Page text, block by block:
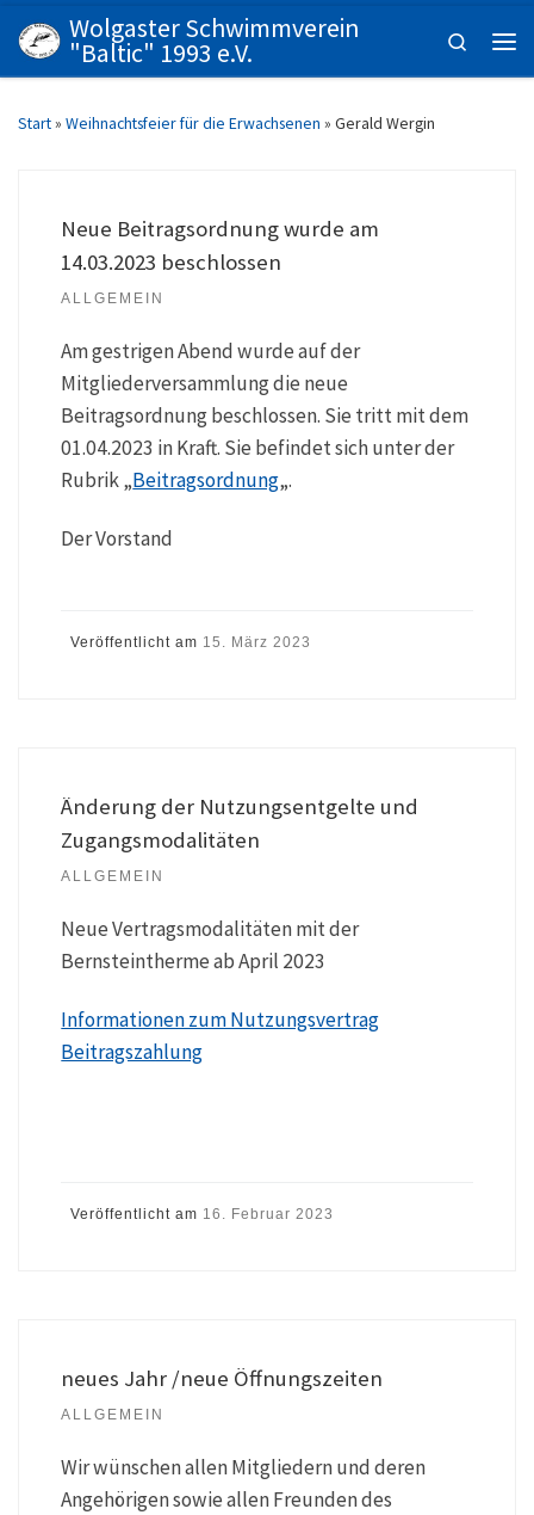
Zum Inhalt springen
Wolgaster Schwimmverein
"Baltic" 1993 e.V.
Search
Start» Weihnachtsfeier für die Erwachsenen » Gerald Wergin
Neue Beitragsordnung wurde am
14.03.2023 beschlossen
ALLGEMEIN
Am gestrigen Abend wurde auf der
Mitgliederversammlung die neue
Beitragsordnung beschlossen. Sie tritt mit dem
01.04.2023 in Kraft. Sie befindet sich unter der
Rubrik „Beitragsordnung„.
Der Vorstand
Veröffentlicht am 15. März 2023
Änderung der Nutzungsentgelte und
Zugangsmodalitäten
ALLGEMEIN
Neue Vertragsmodalitäten mit der
Bernsteintherme ab April 2023
Informationen zum Nutzungsvertrag
Beitragszahlung
Veröffentlicht am 16. Februar 2023
neues Jahr /neue Öffnungszeiten
ALLGEMEIN
Wir wünschen allen Mitgliedern und deren
Angehörigen sowie allen Freunden des